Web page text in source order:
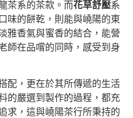
茶系的茶款。而花草舒壓系
味的餅乾，則能與嶢陽的東
雅香氣與蜜香的結合，能營
師在品嚐的同時，感受到身
配，更在於其所傳遞的生活
的嚴選到製作的過程，都充
求，這與嶢陽茶行所秉持的